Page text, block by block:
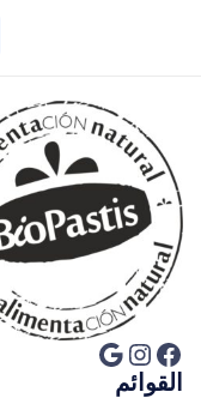
فيسبوك إنستجرام جوجل
القوائم